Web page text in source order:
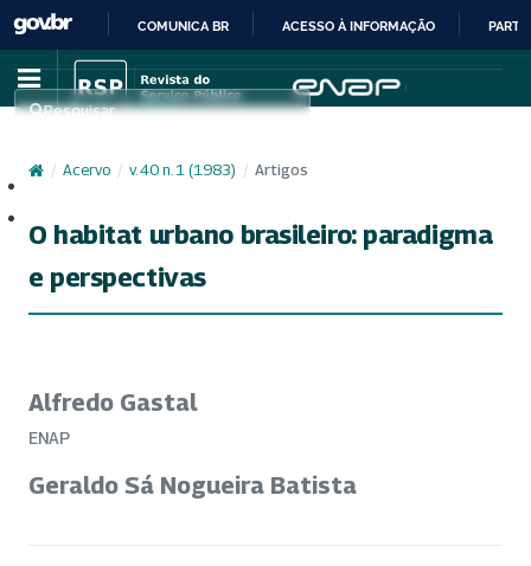
IR
PARA
CONTEÚDO
COMUNICA BR ACESSO À INFORMAÇÃO
Pesquisar
/ Acervo / v. 40 n. 1 (1983) / Artigos
O habitat urbano brasileiro: paradigma
e perspectivas
Alfredo Gastal
ENAP
Geraldo Sá Nogueira Batista